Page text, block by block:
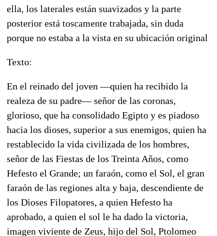
ella, los laterales están suavizados y la parte
posterior está toscamente trabajada, sin duda
porque no estaba a la vista en su ubicación original
Texto:
En el reinado del joven —quien ha recibido la
realeza de su padre— señor de las coronas,
glorioso, que ha consolidado Egipto y es piadoso
hacia los dioses, superior a sus enemigos, quien ha
restablecido la vida civilizada de los hombres,
señor de las Fiestas de los Treinta Años, como
Hefesto el Grande; un faraón, como el Sol, el gran
faraón de las regiones alta y baja, descendiente de
los Dioses Filopatores, a quien Hefesto ha
aprobado, a quien el sol le ha dado la victoria,
imagen viviente de Zeus, hijo del Sol, Ptolomeo